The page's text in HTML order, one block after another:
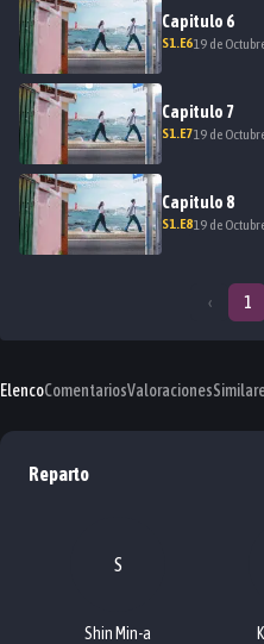
Capitulo 6
S1.E619 de
Capitulo 7
S1.E719 de
Capitulo 8
S1.E819 de
‹ 1
ElencoComentariosValoraciones
Reparto
S
Shin Min-a